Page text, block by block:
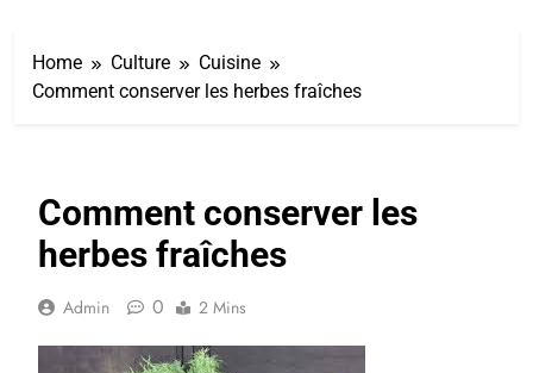
Home Culture
Cuisine
Comment conserver les herbes fraîches
Comment conserver les
herbes fraîches
Admin 0 2 Mins